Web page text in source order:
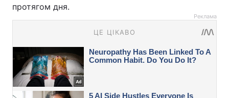
протягом дня.
Реклама